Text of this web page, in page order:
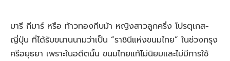
มารี กีมาร์ หรือ ท้าวทองกีบม้า หญิงสาวลูกครึ่ง โปรตุเกส-
ญี่ปุ่น ที่ได้รับขนานนามว่าเป็น “ราชินีแห่งขนมไทย” ในช่วงกรุง
ศรีอยุธยา เพราะในอดีตนั้น ขนมไทยแท้ไม่นิยมและไม่มีการใช้